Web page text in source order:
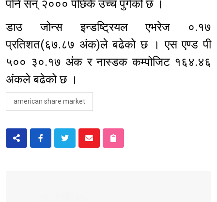
पनि सन् २००० पछिकै उच्च पुगेको छ ।
डाउ जोन्स इन्डष्ट्रियल एभरेज ०.१७
प्रतिशत(६७.८७ अंक)ले बढेको छ । एस एण्ड पी
५०० ३०.१७ अंक र नास्डक कम्पोजिट १६४.४६
अंकले बढेको छ ।
american share market